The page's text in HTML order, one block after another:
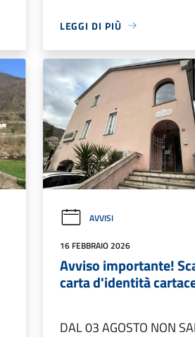
LEGGI DI PIÙ
AVVISI
16 FEBBRAIO 2026
Avviso importante!
carta d'identità
DAL 03 AGOSTO NON